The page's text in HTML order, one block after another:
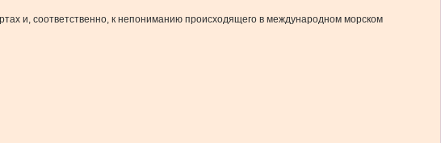
и, соответственно, к непониманию происходящего в международном морском